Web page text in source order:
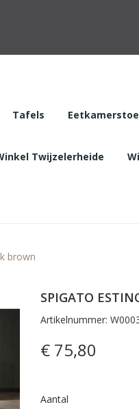
Tafels
Twijzelerheide
brown
SPIGATO
Artikelnummer:
€ 75,80
Aantal